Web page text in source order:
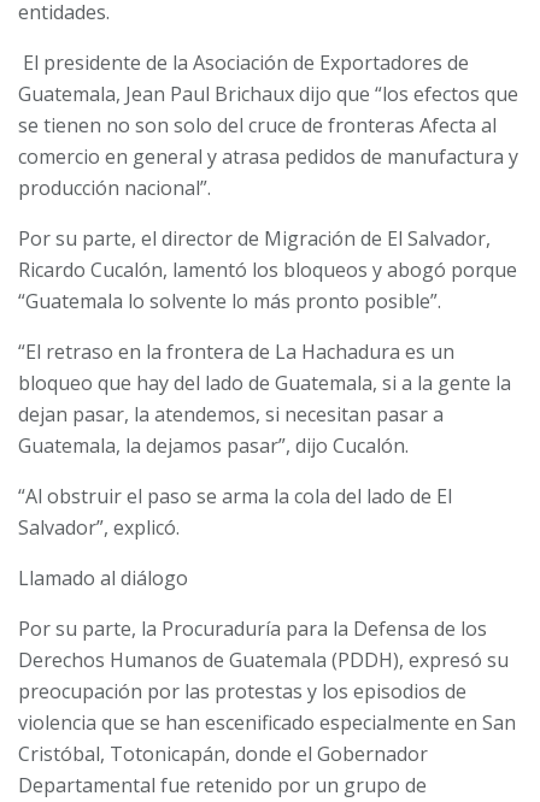
entidades.
El presidente de la Asociación de Exportadores de
Guatemala, Jean Paul Brichaux dijo que “los efectos que
se tienen no son solo del cruce de fronteras Afecta al
comercio en general y atrasa pedidos de manufactura y
producción nacional”.
Por su parte, el director de Migración de El Salvador,
Ricardo Cucalón, lamentó los bloqueos y abogó porque
“Guatemala lo solvente lo más pronto posible”.
“El retraso en la frontera de La Hachadura es un
bloqueo que hay del lado de Guatemala, si a la gente la
dejan pasar, la atendemos, si necesitan pasar a
Guatemala, la dejamos pasar”, dijo Cucalón.
“Al obstruir el paso se arma la cola del lado de El
Salvador”, explicó.
Llamado al diálogo
Por su parte, la Procuraduría para la Defensa de los
Derechos Humanos de Guatemala (PDDH), expresó su
preocupación por las protestas y los episodios de
violencia que se han escenificado especialmente en San
Cristóbal, Totonicapán, donde el Gobernador
Departamental fue retenido por un grupo de